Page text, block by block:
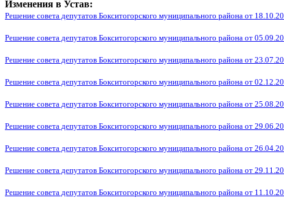
Изменения в Устав:
Решение совета депутатов Бокситогорского муниципального района от
Решение совета депутатов Бокситогорского муниципального района от
Решение совета депутатов Бокситогорского муниципального района от
Решение совета депутатов Бокситогорского муниципального района от
Решение совета депутатов Бокситогорского муниципального района от
Решение совета депутатов Бокситогорского муниципального района от
Решение совета депутатов Бокситогорского муниципального района от
Решение совета депутатов Бокситогорского муниципального района от
Решение совета депутатов Бокситогорского муниципального района от